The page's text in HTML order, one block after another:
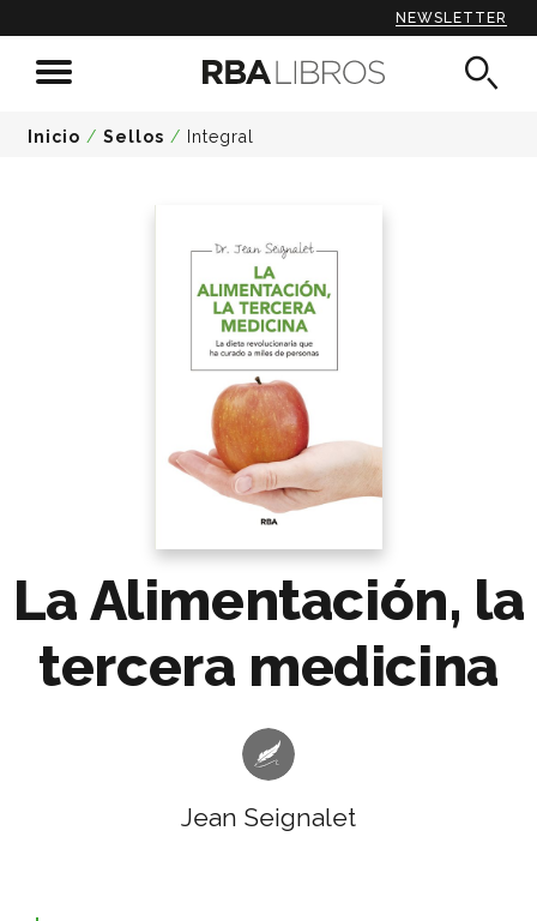
NEWSLETTER
Inicio / Sellos / Integral
La Alimentación, la
tercera medicina
Jean Seignalet